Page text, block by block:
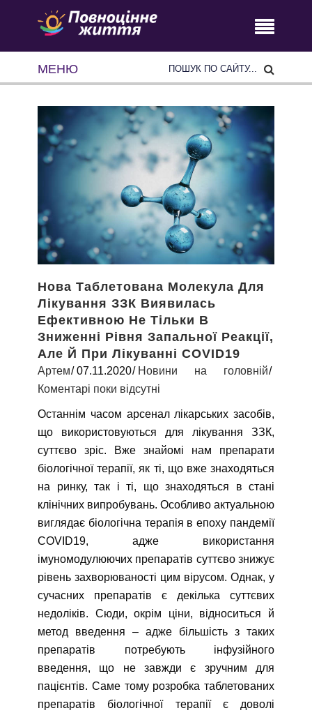
МЕНЮ
Нова Таблетована Молекула Для
Лікування ЗЗК Виявилась
Ефективною Не Тільки В
Зниженні Рівня Запальної Реакції,
Але Й При Лікуванні COVID19
Артем 07.11.2020
Новини на головній
Коментарі поки відсутні
Останнім часом арсенал лікарських засобів,
що використовуються для лікування ЗЗК,
суттєво зріс. Вже знайомі нам препарати
біологічної терапії, як ті, що вже знаходяться
на ринку, так і ті, що знаходяться в стані
клінічних випробувань. Особливо актуальною
виглядає біологічна терапія в епоху пандемії
COVID19, адже використання
імуномодулюючих препаратів суттєво знижує
рівень захворюваності цим вірусом. Однак, у
сучасних препаратів є декілька суттєвих
недоліків. Сюди, окрім ціни, відноситься й
метод введення – адже більшість з таких
препаратів потребують інфузійного
введення, що не завжди є зручним для
пацієнтів. Саме тому розробка таблетованих
препаратів біологічної терапії є доволі